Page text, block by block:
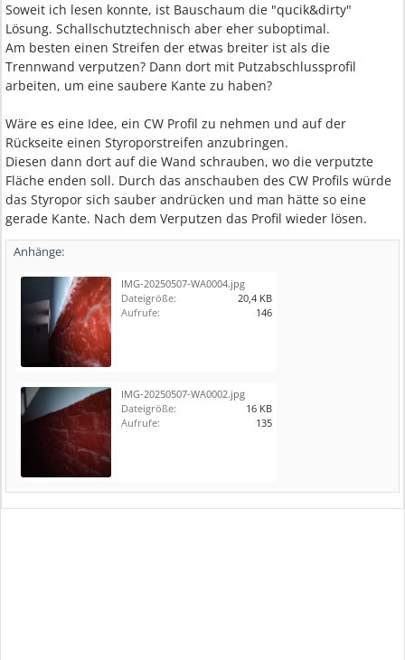
Soweit ich lesen konnte, ist Bauschaum die "qucik&dirty"
Lösung. Schallschutztechnisch aber eher suboptimal.
Am besten einen Streifen der etwas breiter ist als die
Trennwand verputzen? Dann dort mit Putzabschlussprofil
arbeiten, um eine saubere Kante zu haben?
Wäre es eine Idee, ein CW Profil zu nehmen und auf der
Rückseite einen Styroporstreifen anzubringen.
Diesen dann dort auf die Wand schrauben, wo die verputzte
Fläche enden soll. Durch das anschauben des CW Profils würde
das Styropor sich sauber andrücken und man hätte so eine
gerade Kante. Nach dem Verputzen das Profil wieder lösen.
Anhänge:
IMG-20250507-WA0004.jpg
Dateigröße:
20,4 KB
Aufrufe:
146
IMG-20250507-WA0002.jpg
Dateigröße:
16 KB
Aufrufe:
135